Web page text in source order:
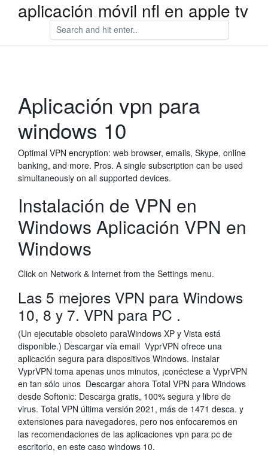
aplicación móvil nfl en apple tv
Aplicación vpn para
windows 10
Optimal VPN encryption: web browser, emails, Skype, online
banking, and more. Pros. A single subscription can be used
simultaneously on all supported devices.
Instalación de VPN en
Windows Aplicación VPN en
Windows
Click on Network & Internet from the Settings menu.
Las 5 mejores VPN para Windows
10, 8 y 7. VPN para PC .
(Un ejecutable obsoleto paraWindows XP y Vista está
disponible.) Descargar vía email VyprVPN ofrece una
aplicación segura para dispositivos Windows. Instalar
VyprVPN toma apenas unos minutos, ¡conéctese a VyprVPN
en tan sólo unos Descargar ahora Total VPN para Windows
desde Softonic: Descarga gratis, 100% segura y libre de
virus. Total VPN última versión 2021, más de 1471 desca. y
extensiones para navegadores, pero nos enfocaremos en
las recomendaciones de las aplicaciones vpn para pc de
escritorio, en este caso windows 10.